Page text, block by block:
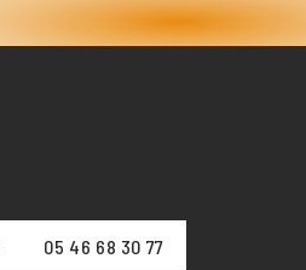
05 46 68 30 77